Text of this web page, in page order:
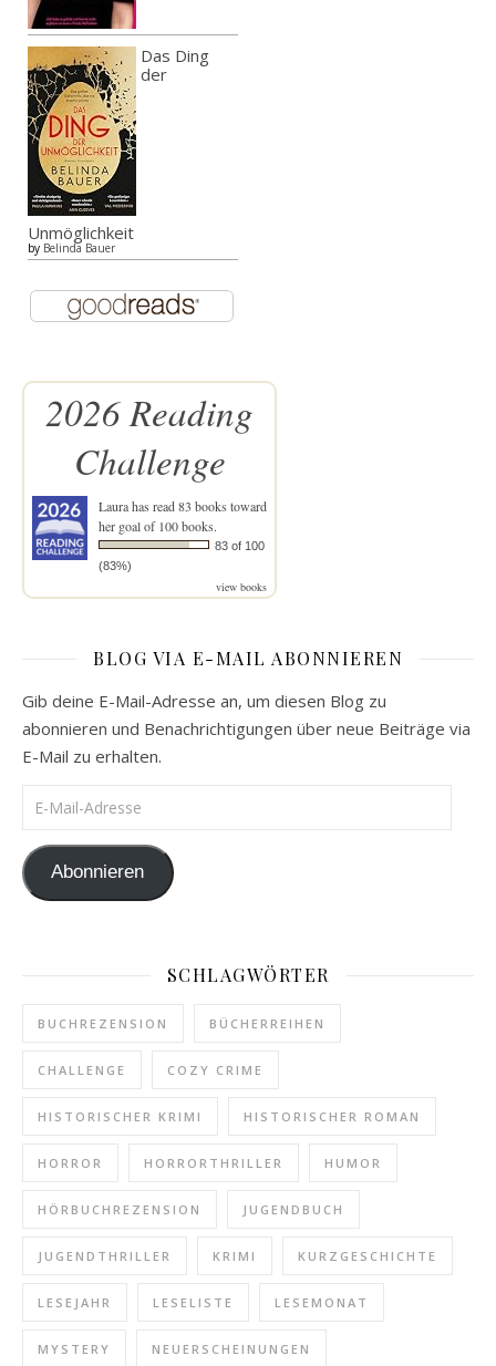
Das Ding
der
Unmöglichkeit
by Belinda Bauer
2026 Reading
Challenge
Laurahas read 83 books toward
her goal of 100 books.
83 of 100
(83%)
view books
BLOG VIA E-MAIL ABONNIEREN
Gib deine E-Mail-Adresse an, um diesen Blog zu
abonnieren und Benachrichtigungen über neue Beiträge via
E-Mail zu erhalten.
E-Mail-Adresse
Abonnieren
SCHLAGWÖRTER
BUCHREZENSION BÜCHERREIHEN
CHALLENGE COZY CRIME
HISTORISCHER KRIMI HISTORISCHER ROMAN
HORROR HORRORTHRILLER HUMOR
HÖRBUCHREZENSION JUGENDBUCH
JUGENDTHRILLER KRIMI KURZGESCHICHTE
LESEJAHR LESELISTE LESEMONAT
MYSTERY NEUERSCHEINUNGEN